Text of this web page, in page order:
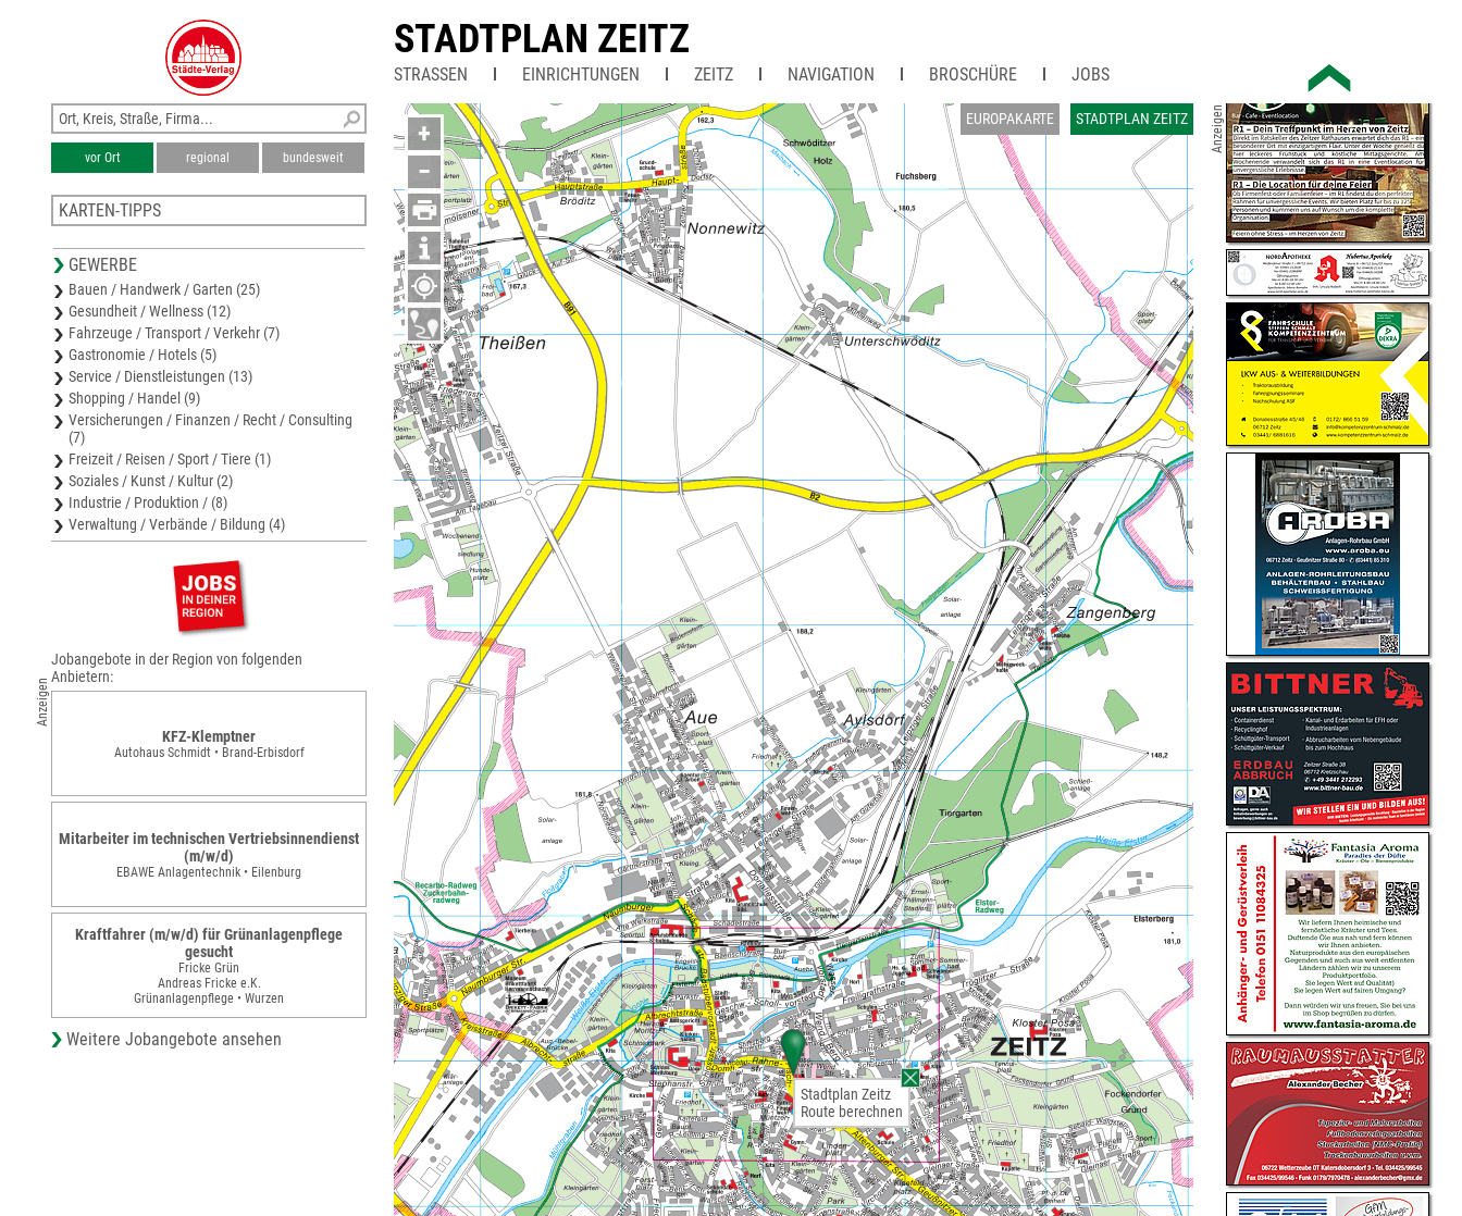
STADTPLAN ZEITZ
STRASSEN EINRICHTUNGEN ZEITZ NAVIGATION BROSCHÜRE JOBS
EUROPAKARTE STADTPLAN ZEITZ
+
−
Stadtplan Zeitz
Route berechnen
vor Ort regional bundesweit
KARTEN-TIPPS
Stadtplan Meuselwitz
Stadtplan Gera
Stadtplan Ronneburg
Stadtplan Weißenfels
GEWERBE
Bauen / Handwerk / Garten (25)
Gesundheit / Wellness (12)
Fahrzeuge / Transport / Verkehr (7)
Gastronomie / Hotels (5)
Service / Dienstleistungen (13)
Shopping / Handel (9)
Versicherungen / Finanzen / Recht / Consulting
(7)
Freizeit / Reisen / Sport / Tiere (1)
Soziales / Kunst / Kultur (2)
Industrie / Produktion / (8)
Verwaltung / Verbände / Bildung (4)
Anzeigen
Jobangebote in der Region von folgenden
Anbietern:
KFZ-Klemptner
Autohaus Schmidt • Brand-Erbisdorf
Mitarbeiter im technischen Vertriebsinnendienst
(m/w/d)
EBAWE Anlagentechnik • Eilenburg
Kraftfahrer (m/w/d) für Grünanlagenpflege
gesucht
Fricke Grün
Andreas Fricke e.K.
Grünanlagenpflege • Wurzen
Weitere Jobangebote ansehen
Anzeigen